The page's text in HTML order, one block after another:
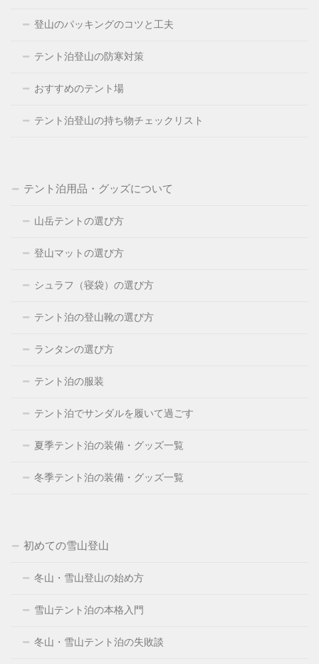
登山のパッキングのコツと工夫
テント泊登山の防寒対策
おすすめのテント場
テント泊登山の持ち物チェックリスト
テント泊用品・グッズについて
山岳テントの選び方
登山マットの選び方
シュラフ（寝袋）の選び方
テント泊の登山靴の選び方
ランタンの選び方
テント泊の服装
テント泊でサンダルを履いて過ごす
夏季テント泊の装備・グッズ一覧
冬季テント泊の装備・グッズ一覧
初めての雪山登山
冬山・雪山登山の始め方
雪山テント泊の本格入門
冬山・雪山テント泊の失敗談